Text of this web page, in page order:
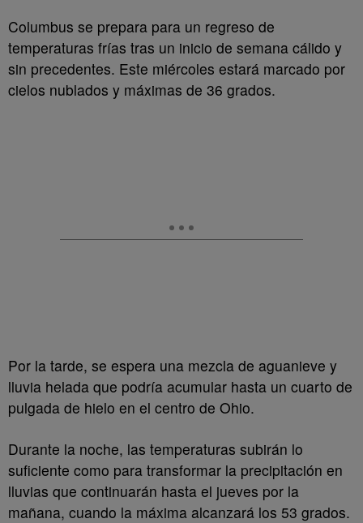
Columbus se prepara para un regreso de
temperaturas frías tras un inicio de semana cálido y
sin precedentes. Este miércoles estará marcado por
cielos nublados y máximas de 36 grados.
Por la tarde, se espera una mezcla de aguanieve y
lluvia helada que podría acumular hasta un cuarto de
pulgada de hielo en el centro de Ohio.
Durante la noche, las temperaturas subirán lo
suficiente como para transformar la precipitación en
lluvias que continuarán hasta el jueves por la
mañana, cuando la máxima alcanzará los 53 grados.